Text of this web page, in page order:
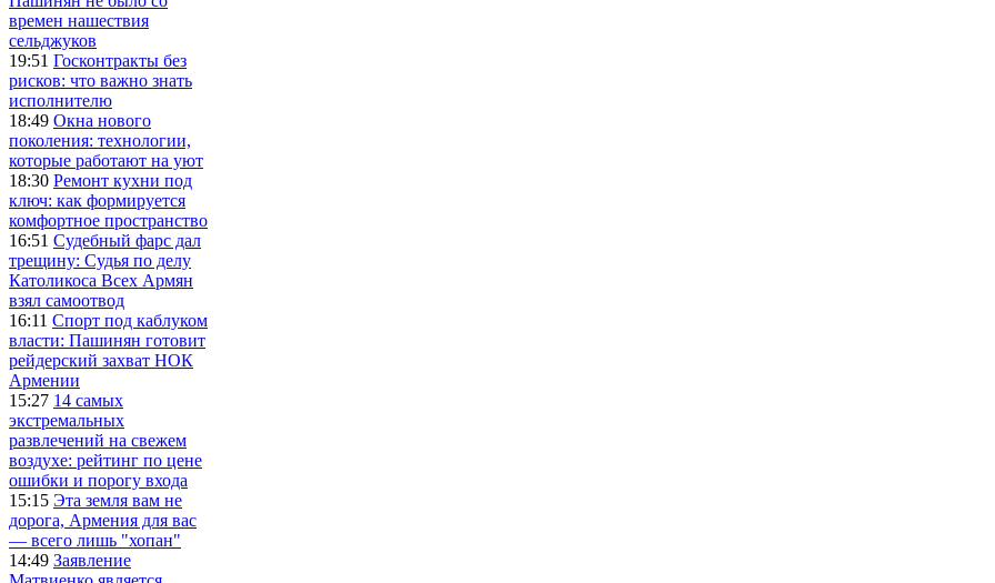
времен нашествия
сельджуков
19:51 Госконтракты без
рисков: что важно знать
исполнителю
18:49 Окна нового
поколения: технологии,
которые работают на уют
18:30 Ремонт кухни под
ключ: как формируется
комфортное пространство
16:51 Судебный фарс дал
трещину: Судья по делу
Католикоса Всех Армян
взял самоотвод
16:11 Спорт под каблуком
власти: Пашинян готовит
рейдерский захват НОК
Армении
15:27 14 самых
экстремальных
развлечений на свежем
воздухе: рейтинг по цене
ошибки и порогу входа
15:15 Эта земля вам не
дорога, Армения для вас
— всего лишь "хопан"
14:49 Заявление